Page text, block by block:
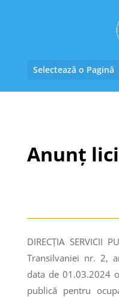
Selectează o Pagină
Anunț
DIRECȚIA SERVICII
Transilvaniei nr. 2,
data de 01.03.2024
publică pentru